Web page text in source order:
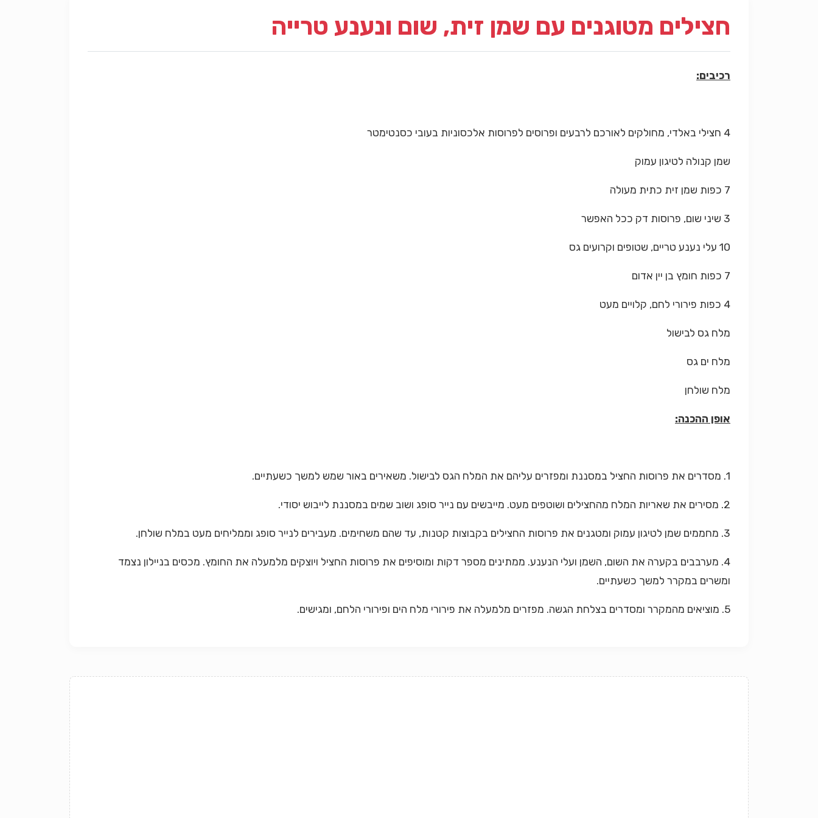
חצילים מטוגנים עם שמן זית, שום ונענע טרייה
רכיבים:
4 חצילי באלדי, מחולקים לאורכם לרבעים ופרוסים לפרוסות אלכסוניות בעובי כסנטימטר
שמן קנולה לטיגון עמוק
7 כפות שמן זית כתית מעולה
3 שיני שום, פרוסות דק ככל האפשר
10 עלי נענע טריים, שטופים וקרועים גס
7 כפות חומץ בן יין אדום
4 כפות פירורי לחם, קלויים מעט
מלח גס לבישול
מלח ים גס
מלח שולחן
אופן ההכנה:
1. מסדרים את פרוסות החציל במסננת ומפזרים עליהם את המלח הגס לבישול. משאירים באור שמש למשך כשעתיים.
2. מסירים את שאריות המלח מהחצילים ושוטפים מעט. מייבשים עם נייר סופג ושוב שמים במסננת לייבוש יסודי.
3. מחממים שמן לטיגון עמוק ומטגנים את פרוסות החצילים בקבוצות קטנות, עד שהם משחימים. מעבירים לנייר סופג וממליחים מעט במלח שולחן.
4. מערבבים בקערה את השום, השמן ועלי הנענע. ממתינים מספר דקות ומוסיפים את פרוסות החציל ויוצקים מלמעלה את החומץ. מכסים בניילון נצמד
ומשרים במקרר למשך כשעתיים.
5. מוציאים מהמקרר ומסדרים בצלחת הגשה. מפזרים מלמעלה את פירורי מלח הים ופירורי הלחם, ומגישים.